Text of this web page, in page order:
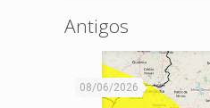
Antigos
08/06/2026